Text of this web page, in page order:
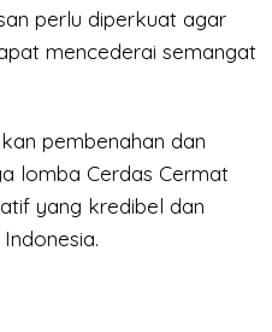
perlu diperkuat agar
mencederai semangat
pembenahan dan
lomba Cerdas Cermat
yang kredibel dan